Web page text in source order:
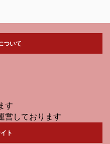
ついて
す
営しております
ト